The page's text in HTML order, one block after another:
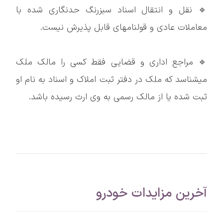
🔹 نقل و انتقال اسناد سبزرنگ حدنگاری شده با
معاملات عادی و قولنامهای قابل پذیرش نیست.
🔹 مراجع اداری و قضایی فقط کسی را مالک ملک
میشناسد که ملک در دفتر ثبت املاک و اسناد به نام او
ثبت شده یا از مالک رسمی به وی ارث رسیده باشد.
آخرین مزایدات خودرو